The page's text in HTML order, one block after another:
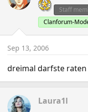
Staff
Clanforum-
Sep 13, 2006
dreimal darfste
Laura1l